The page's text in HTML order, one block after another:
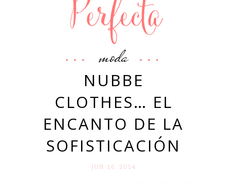
moda
NUBBE
CLOTHES… EL
ENCANTO DE LA
SOFISTICACIÓN
JUN 16. 2014